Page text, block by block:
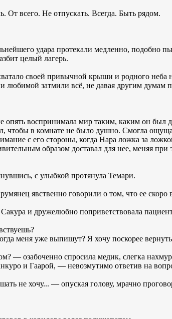
всего. Не отпускать. Всегда. Быть рядом.
удара протекали медленно, подобно
целый лагерь.
своей привычной крыши и родного
затмили всё, не давая другим думам
опять воспринимала мир таким, каким он был
чтобы в комнате не было душно. Смогла
с его стороны, когда Нара ложка за
образом доставал для нее, меняя
с улыбкой протянула Темари.
явственно говорили о том, что ее скоро
и дружелюбно поприветствовала
меня уже выпишут? Я хочу поскорее
— озабоченно спросила медик, слегка
и Гаарой, — невозмутимо ответив на
не хочу... — опуская голову, мрачно